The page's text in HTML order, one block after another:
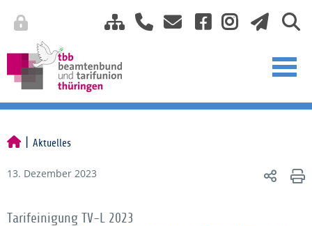
Aktuelles
13. Dezember 2023
Tarifeinigung TV-L 2023